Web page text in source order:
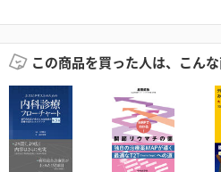
この商品を買った人は、こんな